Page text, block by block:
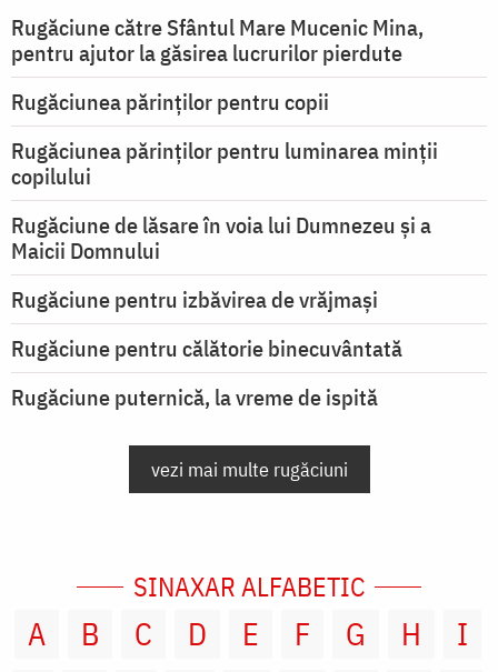
Rugăciune către Sfântul Mare Mucenic Mina,
pentru ajutor la găsirea lucrurilor pierdute
Rugăciunea părinților pentru copii
Rugăciunea părinților pentru luminarea minţii
copilului
Rugăciune de lăsare în voia lui Dumnezeu şi a
Maicii Domnului
Rugăciune pentru izbăvirea de vrăjmași
Rugăciune pentru călătorie binecuvântată
Rugăciune puternică, la vreme de ispită
vezi mai multe rugăciuni
SINAXAR ALFABETIC
A B C D E F G H
I